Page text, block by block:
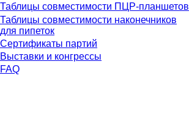
Таблицы совместимости ПЦР-планшетов
Таблицы совместимости наконечников
для пипеток
Сертификаты партий
Выставки и конгрессы
FAQ